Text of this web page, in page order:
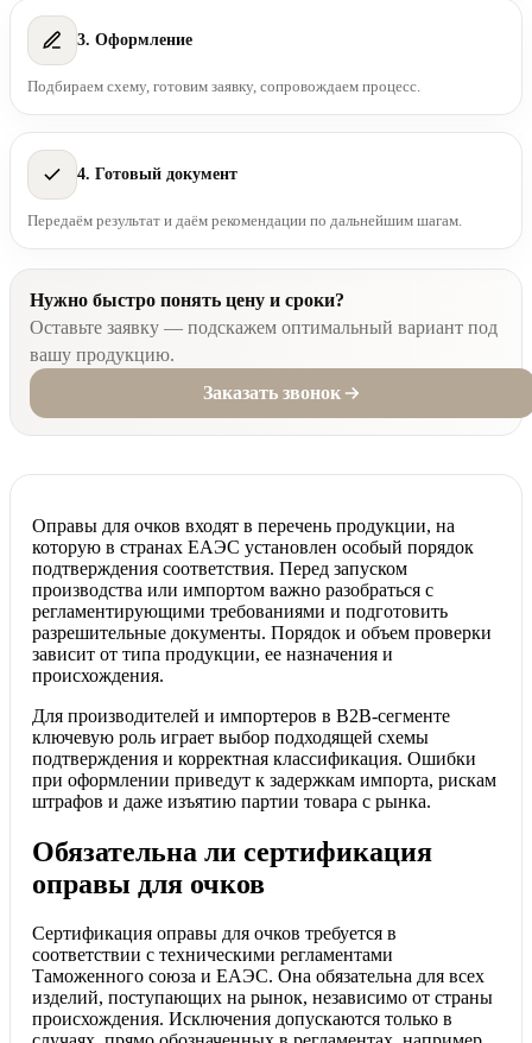
3. Оформление
Подбираем схему, готовим заявку, сопровождаем процесс.
4. Готовый документ
Передаём результат и даём рекомендации по дальнейшим шагам.
Нужно быстро понять цену и сроки?
Оставьте заявку — подскажем оптимальный вариант под
вашу продукцию.
Заказать звонок
Оправы для очков входят в перечень продукции, на
которую в странах ЕАЭС установлен особый порядок
подтверждения соответствия. Перед запуском
производства или импортом важно разобраться с
регламентирующими требованиями и подготовить
разрешительные документы. Порядок и объем проверки
зависит от типа продукции, ее назначения и
происхождения.
Для производителей и импортеров в B2B-сегменте
ключевую роль играет выбор подходящей схемы
подтверждения и корректная классификация. Ошибки
при оформлении приведут к задержкам импорта, рискам
штрафов и даже изъятию партии товара с рынка.
Обязательна ли сертификация
оправы для очков
Сертификация оправы для очков требуется в
соответствии с техническими регламентами
Таможенного союза и ЕАЭС. Она обязательна для всех
изделий, поступающих на рынок, независимо от страны
происхождения. Исключения допускаются только в